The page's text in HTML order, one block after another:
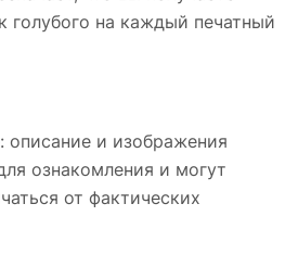
голубого на каждый печатный
описание и изображения
ознакомления и могут
от фактических